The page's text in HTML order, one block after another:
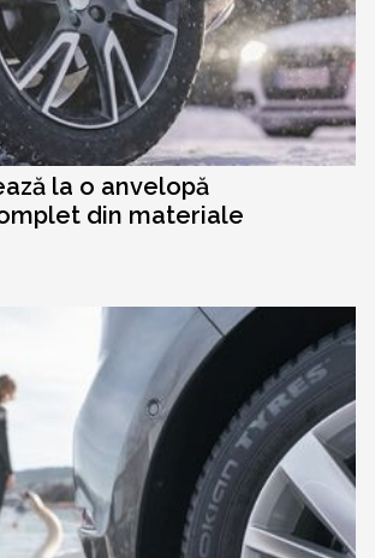
la o anvelopă
din materiale